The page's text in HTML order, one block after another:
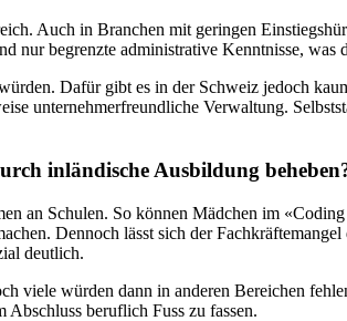
Auch in Branchen mit geringen
nur begrenzte administrative Kenntnisse, was
Dafür gibt es in der Schweiz jedoch
unternehmerfreundliche Verwaltung.
inländische Ausbildung
an Schulen. So können Mädchen im
Dennoch lässt sich der
deutlich.
würden dann in anderen Bereichen
beruflich Fuss zu fassen.